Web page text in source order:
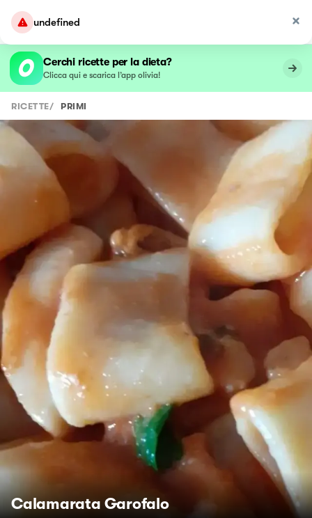
undefined
Cerchi ricette per la dieta?
Clicca qui e scarica l’app olivia!
RICETTE/ PRIMI
Calamarata Garofalo